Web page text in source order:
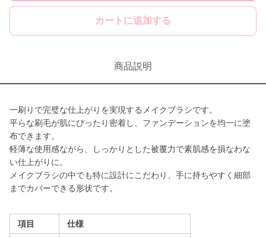
カートに追加する
商品説明
一刷りで完璧な仕上がりを実現するメイクブラシです。
平らな刷毛が肌にぴったり密着し、ファンデーションを均一に塗
布できます。
軽薄な使用感ながら、しっかりとした被覆力で素肌感を損なわな
い仕上がりに。
メイクブラシの中でも特に設計にこだわり、手に持ちやすく細部
までカバーできる形状です。
項目 仕様